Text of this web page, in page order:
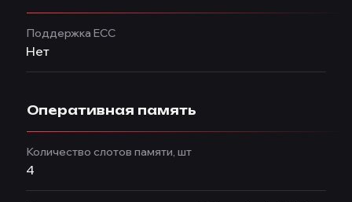
Поддержка ECC
Нет
Оперативная память
Количество слотов памяти, шт
4